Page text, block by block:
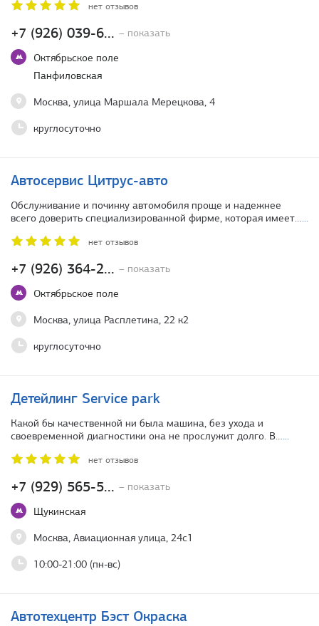
+7 (926) 039-6... – показать
Октябрьское поле
Панфиловская
Москва, улица Маршала Мерецкова, 4
круглосуточно
нет отзывов
Автосервис Цитрус-авто
+7 (926) 364-2... – показать
Октябрьское поле
Москва, улица Расплетина, 22 к2
круглосуточно
Обслуживание и починку автомобиля проще и надежнее
всего доверить специализированной фирме, которая имеет…...
нет отзывов
Детейлинг Service park
+7 (929) 565-5... – показать
Щукинская
Москва, Авиационная улица, 24с1
10:00-21:00 (пн-вс)
Какой бы качественной ни была машина, без ухода и
своевременной диагностики она не прослужит долго. В…...
нет отзывов
Автотехцентр Бэст Окраска